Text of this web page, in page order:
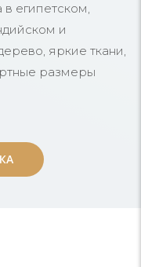
египетском,
и
яркие ткани,
размеры